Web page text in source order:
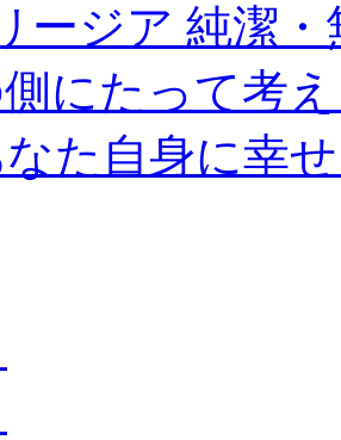
ージア 純潔
にたって考
た自身に幸